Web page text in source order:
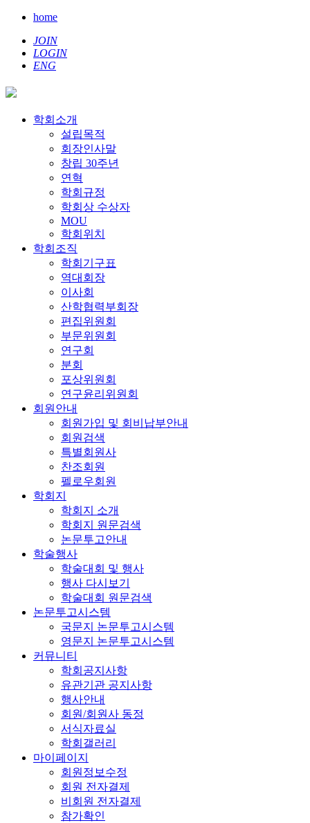
home
JOIN
LOGIN
ENG
학회소개
설립목적
회장인사말
창립 30주년
연혁
학회규정
학회상 수상자
MOU
학회위치
학회조직
학회기구표
역대회장
이사회
산학협력부회장
편집위원회
부문위원회
연구회
분회
포상위원회
연구윤리위원회
회원안내
회원가입 및 회비납부안내
회원검색
특별회원사
찬조회원
펠로우회원
학회지
학회지 소개
학회지 원문검색
논문투고안내
학술행사
학술대회 및 행사
행사 다시보기
학술대회 원문검색
논문투고시스템
국문지 논문투고시스템
영문지 논문투고시스템
커뮤니티
학회공지사항
유관기관 공지사항
행사안내
회원/회원사 동정
서식자료실
학회갤러리
마이페이지
회원정보수정
회원 전자결제
비회원 전자결제
참가확인